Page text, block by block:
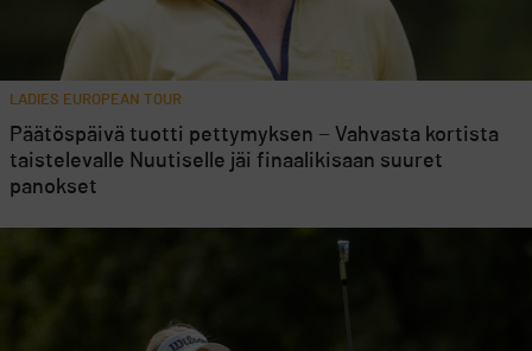
LADIES EUROPEAN TOUR
Päätöspäivä tuotti pettymyksen − Vahvasta kortista
taistelevalle Nuutiselle jäi finaalikisaan suuret
panokset